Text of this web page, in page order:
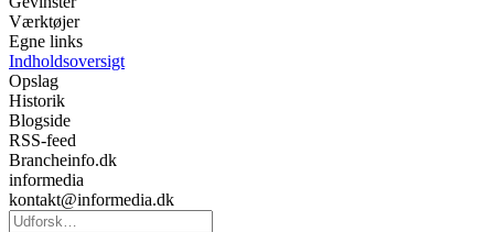
Værktøjer
Egne links
Indholdsoversigt
Opslag
Historik
Blogside
RSS-feed
Brancheinfo.dk
informedia
kontakt@informedia.dk